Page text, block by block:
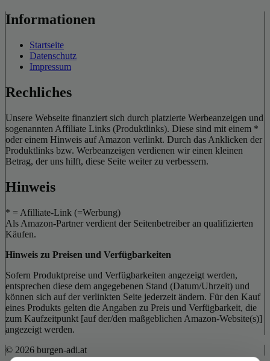
Informationen
Startseite
Datenschutz
Impressum
Rechliches
Unsere Webseite finanziert sich durch platzierte Werbeanzeigen und
sogenannten Affiliate Links (Produktlinks). Diese sind mit einem *
oder einem Hinweis auf Amazon verlinkt. Durch das Anklicken der
Produktlinks bzw. Werbeanzeigen verdienen wir einen kleinen
Betrag, der uns hilft, diese Seite weiter zu verbessern.
Hinweis
* = Afilliate-Link (=Werbung)
Als Amazon-Partner verdient der Seitenbetreiber an qualifizierten
Käufen.
Hinweis zu Preisen und Verfügbarkeiten
Sofern Produktpreise und Verfügbarkeiten angezeigt werden,
entsprechen diese dem angegebenen Stand (Datum/Uhrzeit) und
können sich auf der verlinkten Seite jederzeit ändern. Für den Kauf
eines Produkts gelten die Angaben zu Preis und Verfügbarkeit, die
zum Kaufzeitpunkt [auf der/den maßgeblichen Amazon-Website(s)]
angezeigt werden.
© 2026 burgen-adi.at